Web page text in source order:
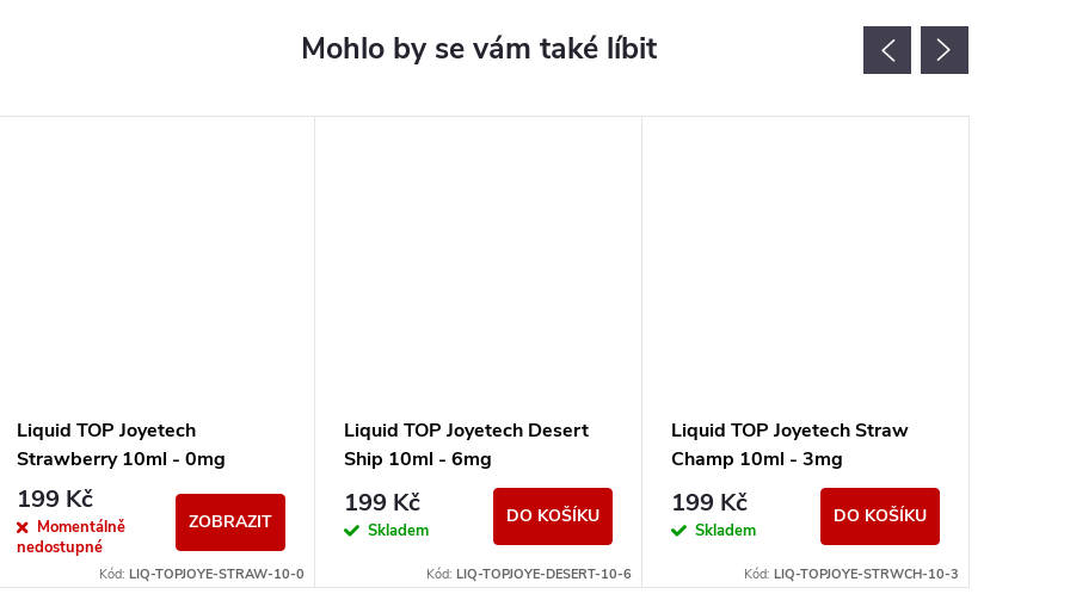
Liquid TOP Joyetech
Strawberry 10ml - 0mg
199 Kč
Momentálně
nedostupné
ZOBRAZIT
Kód: LIQ-TOPJOYE-STRAW-10-0
Liquid TOP Joyetech Desert
Ship 10ml - 6mg
199 Kč
Skladem
DO KOŠÍKU
Kód: LIQ-TOPJOYE-DESERT-10-6
Liquid TOP Joyetech Straw
Champ 10ml - 3mg
199 Kč
Skladem
DO KOŠÍKU
Kód: LIQ-TOPJOYE-STRWCH-10-3